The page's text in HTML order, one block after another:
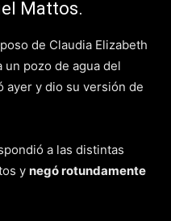
Mattos.
de Claudia Elizabeth
un pozo de agua del
ayer y dio su versión de
a las distintas
y negó rotundamente